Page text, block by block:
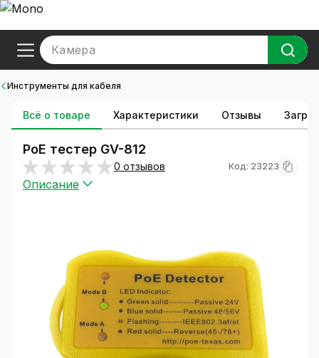
Камера
Инструменты для кабеля
Всё о товаре Характеристики Отзывы
PoE тестер GV-812
0 отзывов Код: 23223
Описание